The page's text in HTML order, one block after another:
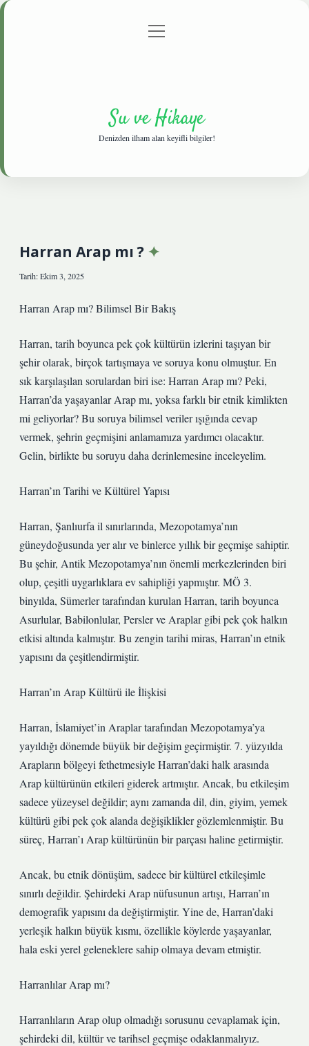
Gizlilik Politikası
menüyü
Su ve Hikaye
Denizden ilham alan keyifli bilgiler!
Harran Arap mı ?
Tarih: Ekim 3, 2025
Harran Arap mı? Bilimsel Bir Bakış
Harran, tarih boyunca pek çok kültürün izlerini taşıyan bir
şehir olarak, birçok tartışmaya ve soruya konu olmuştur. En
sık karşılaşılan sorulardan biri ise: Harran Arap mı? Peki,
Harran’da yaşayanlar Arap mı, yoksa farklı bir etnik kimlikten
mi geliyorlar? Bu soruya bilimsel veriler ışığında cevap
vermek, şehrin geçmişini anlamamıza yardımcı olacaktır.
Gelin, birlikte bu soruyu daha derinlemesine inceleyelim.
Harran’ın Tarihi ve Kültürel Yapısı
Harran, Şanlıurfa il sınırlarında, Mezopotamya’nın
güneydoğusunda yer alır ve binlerce yıllık bir geçmişe sahiptir.
Bu şehir, Antik Mezopotamya’nın önemli merkezlerinden biri
olup, çeşitli uygarlıklara ev sahipliği yapmıştır. MÖ 3.
binyılda, Sümerler tarafından kurulan Harran, tarih boyunca
Asurlular, Babilonlular, Persler ve Araplar gibi pek çok halkın
etkisi altında kalmıştır. Bu zengin tarihi miras, Harran’ın etnik
yapısını da çeşitlendirmiştir.
Harran’ın Arap Kültürü ile İlişkisi
Harran, İslamiyet’in Araplar tarafından Mezopotamya’ya
yayıldığı dönemde büyük bir değişim geçirmiştir. 7. yüzyılda
Arapların bölgeyi fethetmesiyle Harran’daki halk arasında
Arap kültürünün etkileri giderek artmıştır. Ancak, bu etkileşim
sadece yüzeysel değildir; aynı zamanda dil, din, giyim, yemek
kültürü gibi pek çok alanda değişiklikler gözlemlenmiştir. Bu
süreç, Harran’ı Arap kültürünün bir parçası haline getirmiştir.
Ancak, bu etnik dönüşüm, sadece bir kültürel etkileşimle
sınırlı değildir. Şehirdeki Arap nüfusunun artışı, Harran’ın
demografik yapısını da değiştirmiştir. Yine de, Harran’daki
yerleşik halkın büyük kısmı, özellikle köylerde yaşayanlar,
hala eski yerel geleneklere sahip olmaya devam etmiştir.
Harranlılar Arap mı?
Harranlıların Arap olup olmadığı sorusunu cevaplamak için,
şehirdeki dil, kültür ve tarihsel geçmişe odaklanmalıyız.